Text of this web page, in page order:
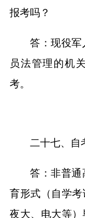
报考吗？
答：现役军
员法管理的机
考。
二十七、自
答：非普通
育形式（自学考
夜大、电大等